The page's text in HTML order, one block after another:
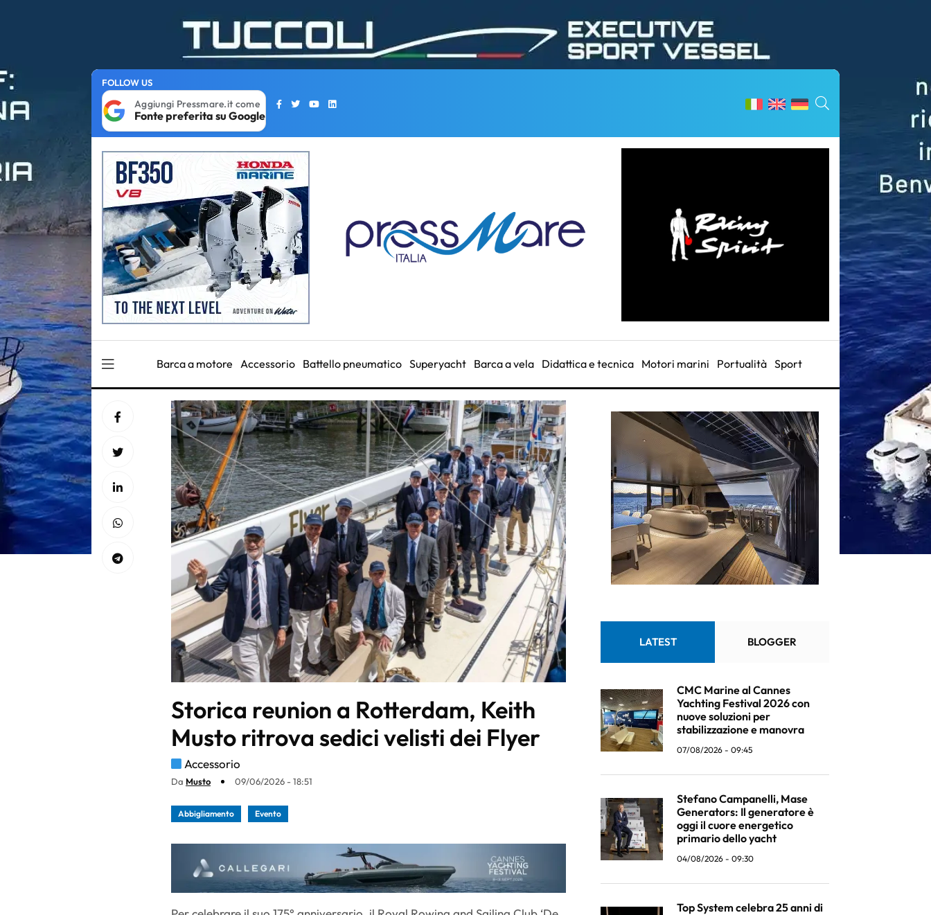
FOLLOW US
Aggiungi Pressmare.it come
Fonte preferita su Google
Barca a motore Accessorio Battello pneumatico Superyacht Barca a vela Didattica e tecnica Motori marini Portualità Sport
Storica reunion a Rotterdam, Keith
Musto ritrova sedici velisti dei Flyer
Accessorio
Da Musto 09/06/2026 - 18:51
Abbigliamento Evento
LATEST BLOGGER
CMC Marine al Cannes
Yachting Festival 2026 con
nuove soluzioni per
stabilizzazione e manovra
07/08/2026 - 09:45
Stefano Campanelli, Mase
Generators: Il generatore è
oggi il cuore energetico
primario dello yacht
04/08/2026 - 09:30
Top System celebra 25 anni di